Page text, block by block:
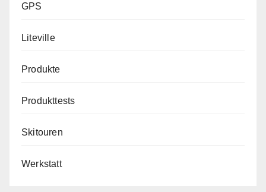
GPS
Liteville
Produkte
Produkttests
Skitouren
Werkstatt